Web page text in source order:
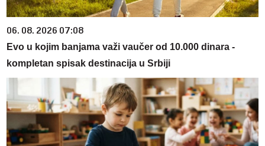
06. 08. 2026 07:08
Evo u kojim banjama važi vaučer od 10.000 dinara -
kompletan spisak destinacija u Srbiji